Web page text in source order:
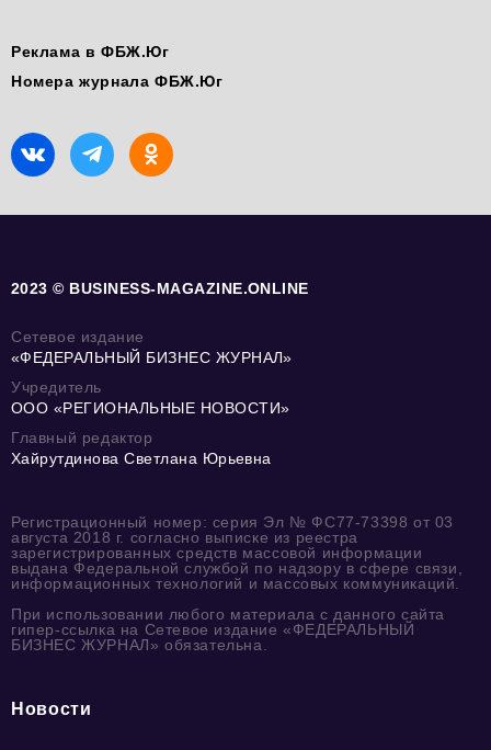
Реклама в ФБЖ.Юг
Номера журнала ФБЖ.Юг
2023 © BUSINESS-MAGAZINE.ONLINE
Сетевое издание
«ФЕДЕРАЛЬНЫЙ БИЗНЕС ЖУРНАЛ»
Учредитель
ООО «РЕГИОНАЛЬНЫЕ НОВОСТИ»
Главный редактор
Хайрутдинова Светлана Юрьевна
Регистрационный номер: серия Эл № ФС77-73398 от 03
августа 2018 г. согласно выписке из реестра
зарегистрированных средств массовой информации
выдана Федеральной службой по надзору в сфере связи,
информационных технологий и массовых коммуникаций.
При использовании любого материала с данного сайта
гипер-ссылка на Сетевое издание «ФЕДЕРАЛЬНЫЙ
БИЗНЕС ЖУРНАЛ» обязательна.
Новости